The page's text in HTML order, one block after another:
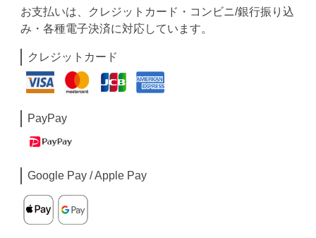
お支払いは、クレジットカード・コンビニ/銀行振り込
み・各種電子決済に対応しています。
クレジットカード
PayPay
Google Pay / Apple Pay